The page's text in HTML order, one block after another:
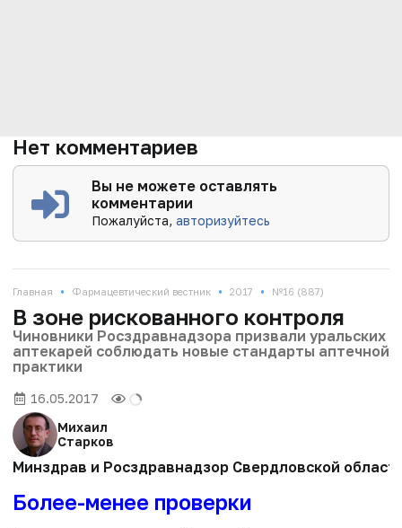
Нет комментариев
Вы не можете оставлять
комментарии
Пожалуйста,авторизуйтесь
Главная • Фармацевтический вестник • 2017 • №16 (887)
В зоне рискованного контроля
Чиновники Росздравнадзора призвали уральских
аптекарей соблюдать новые стандарты аптечной
практики
16.05.2017
Михаил
Старков
Минздрав и Росздравнадзор Свердловской
Более-менее проверки